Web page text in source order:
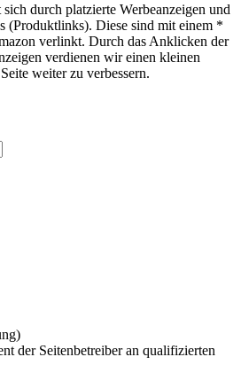
durch platzierte Werbeanzeigen und
(Produktlinks). Diese sind mit einem *
verlinkt. Durch das Anklicken der
verdienen wir einen kleinen
weiter zu verbessern.
der Seitenbetreiber an qualifizierten